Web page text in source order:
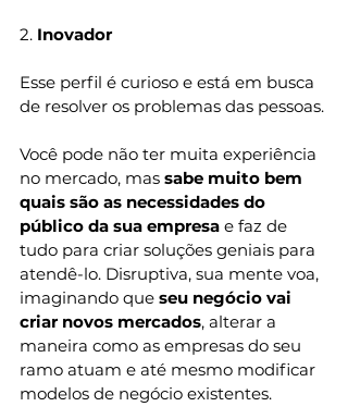
2. Inovador
Esse perfil é curioso e está em busca
de resolver os problemas das pessoas.
Você pode não ter muita experiência
no mercado, mas sabe muito bem
quais são as necessidades do
público da sua empresa e faz de
tudo para criar soluções geniais para
atendê-lo. Disruptiva, sua mente voa,
imaginando que seu negócio vai
criar novos mercados, alterar a
maneira como as empresas do seu
ramo atuam e até mesmo modificar
modelos de negócio existentes.